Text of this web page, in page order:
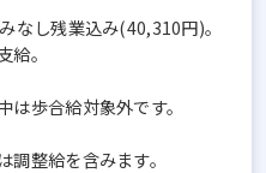
なし残業込み(40,310円)。
給。
歩合給対象外です。
整給を含みます。